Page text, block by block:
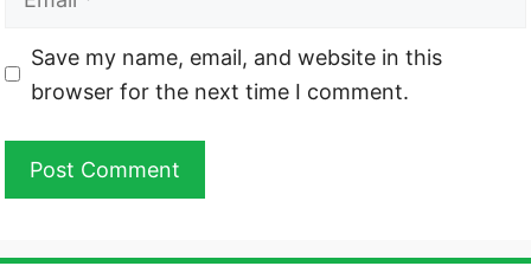
Website
Save my name, email, and website in this
browser for the next time I comment.